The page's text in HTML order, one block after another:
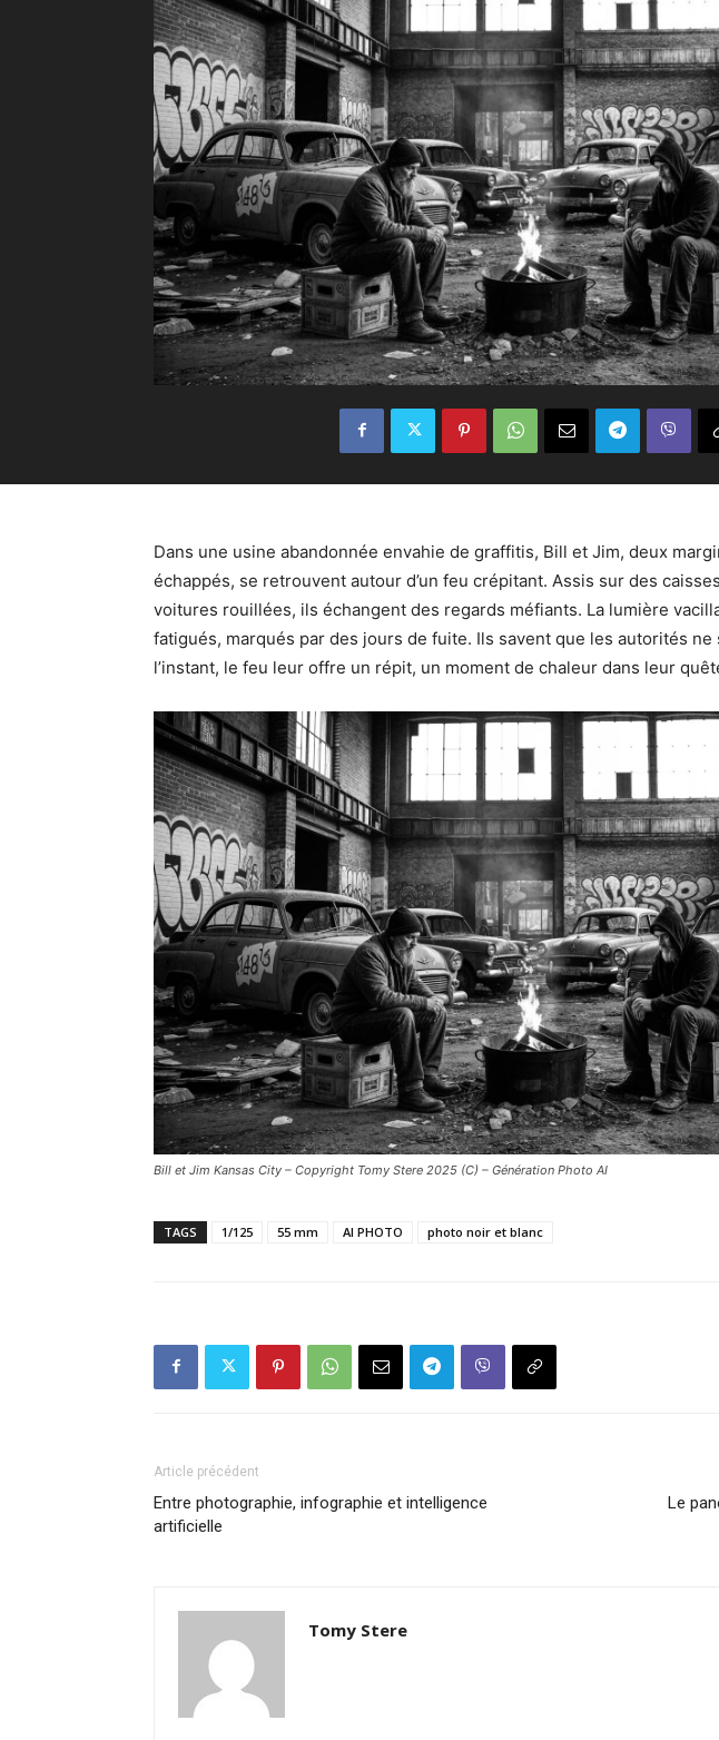
Dans une usine abandonnée envahie de graffitis, Bill et Jim, deux
échappés, se retrouvent autour d’un feu crépitant. Assis sur des
voitures rouillées, ils échangent des regards méfiants. La lumière
fatigués, marqués par des jours de fuite. Ils savent que les autorités ne
l’instant, le feu leur offre un répit, un moment de chaleur dans leur
Bill et Jim Kansas City – Copyright Tomy Stere 2025 (C) – Génération Photo AI
TAGS 1/125 55 mm AI PHOTO photo noir et blanc
Article précédent
Entre photographie, infographie et intelligence
artificielle
Le
Tomy Stere